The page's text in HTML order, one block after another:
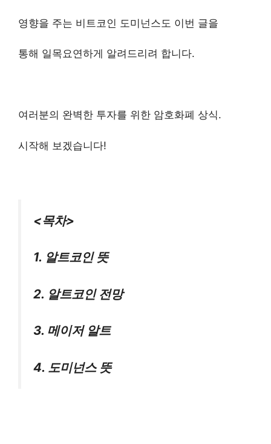
영향을 주는 비트코인 도미넌스도 이번 글을
통해 일목요연하게 알려드리려 합니다.
여러분의 완벽한 투자를 위한 암호화폐 상식.
시작해 보겠습니다!
<목차>
1. 알트코인 뜻
2. 알트코인 전망
3. 메이저 알트
4. 도미넌스 뜻